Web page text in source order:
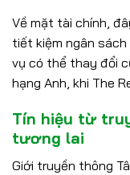
Về mặt tài chính,
tiết kiệm ngân
vụ có thể thay đổi
hạng Anh, khi The
Tín hiệu từ
tương lai
Giới truyền thông